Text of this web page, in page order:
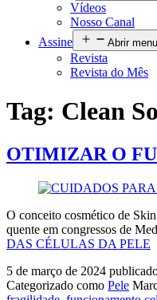
Vídeos
Nosso Canal
Assine
Abrir menu
Revista
Revista do Mês
Tag: Clean
OTIMIZAR O
O conceito cosmético de
quente em congressos de
DAS CÉLULAS DA PELE
5 de março de 2024
Categorizado como Pele